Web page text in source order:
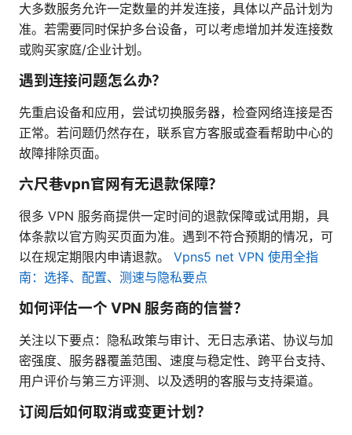
大多数服务允许一定数量的并发连接，具体以产品计划为
准。若需要同时保护多台设备，可以考虑增加并发连接数
或购买家庭/企业计划。
遇到连接问题怎么办？
先重启设备和应用，尝试切换服务器，检查网络连接是否
正常。若问题仍然存在，联系官方客服或查看帮助中心的
故障排除页面。
六尺巷vpn官网有无退款保障？
很多 VPN 服务商提供一定时间的退款保障或试用期，具
体条款以官方购买页面为准。遇到不符合预期的情况，可
以在规定期限内申请退款。 Vpns5 net VPN 使用全指
南：选择、配置、测速与隐私要点
如何评估一个 VPN 服务商的信誉？
关注以下要点：隐私政策与审计、无日志承诺、协议与加
密强度、服务器覆盖范围、速度与稳定性、跨平台支持、
用户评价与第三方评测、以及透明的客服与支持渠道。
订阅后如何取消或变更计划？